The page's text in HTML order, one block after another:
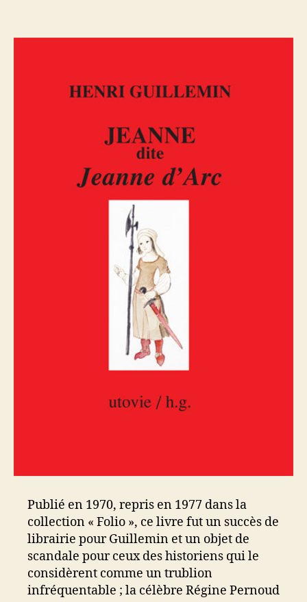
Publié en 1970, repris en 1977 dans la
collection « Folio », ce livre fut un succès de
librairie pour Guillemin et un objet de
scandale pour ceux des historiens qui le
considèrent comme un trublion
infréquentable ; la célèbre Régine Pernoud